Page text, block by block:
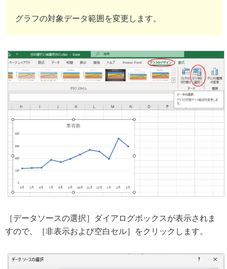
グラフの対象データ範囲を変更します。
［データソースの選択］ダイアログボックスが表示されま
すので、［非表示および空白セル］をクリックします。